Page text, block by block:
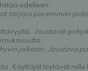
edelleen:
tarjota paremman
Joustavat
jalkaan. Joustava
Käyttäjät löytävät